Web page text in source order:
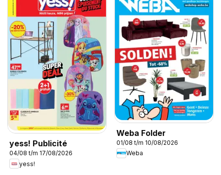
yess! Publicité
04/08 t/m 17/08/2026
yess!
Weba Folder
01/08 t/m 10/08/2026
Weba